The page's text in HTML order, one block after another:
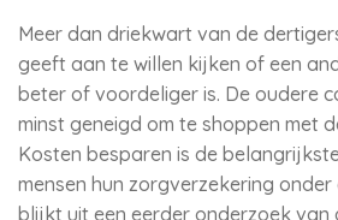
Meer dan driekwart van de
geeft aan te willen kijken of een
beter of voordeliger is. De oudere
minst geneigd om te shoppen met
Kosten besparen is de
mensen hun zorgverzekering onder
blijkt uit een eerder onderzoek van